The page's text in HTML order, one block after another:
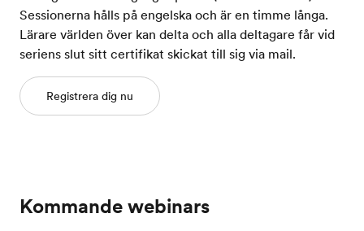
Sessionerna hålls på engelska och är en timme långa.
Lärare världen över kan delta och alla deltagare får vid
seriens slut sitt certifikat skickat till sig via mail.
Registrera dig nu
Kommande webinars